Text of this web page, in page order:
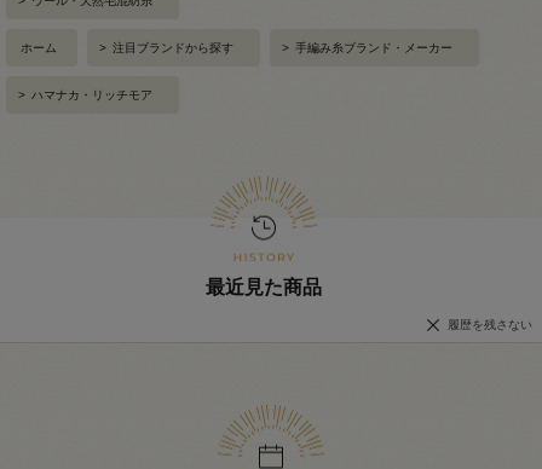
ホーム > 注目ブランドから探す > 手編み糸ブランド・メーカー
> ハマナカ・リッチモア
最近見た商品
履歴を残さない